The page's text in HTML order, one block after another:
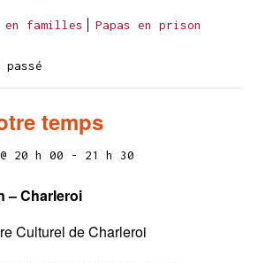
familles Papas en prison
temps
20 h 00 - 21 h 30
– Charleroi
Culturel de Charleroi